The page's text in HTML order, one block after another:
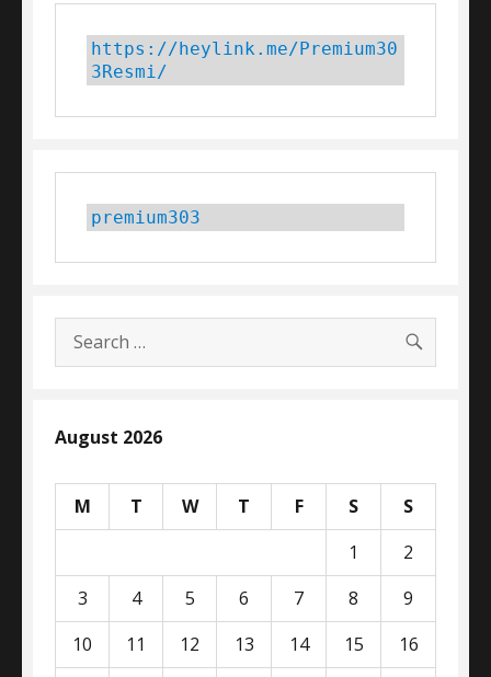
https://heylink.me/Premium30
3Resmi/
premium303
Search
for:
August 2026
M T W T F S
S
1
2
3
4 5 6 7 8
9
10
11 12 13 14 15
16